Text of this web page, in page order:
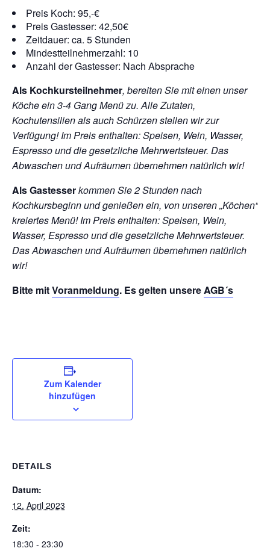
Preis Koch: 95,-€
Preis Gastesser: 42,50€
Zeitdauer: ca. 5 Stunden
Mindestteilnehmerzahl: 10
Anzahl der Gastesser: Nach Absprache
Als Kochkursteilnehmer, bereiten Sie mit einen unser
Köche ein 3-4 Gang Menü zu. Alle Zutaten,
Kochutensilien als auch Schürzen stellen wir zur
Verfügung! Im Preis enthalten: Speisen, Wein, Wasser,
Espresso und die gesetzliche Mehrwertsteuer. Das
Abwaschen und Aufräumen übernehmen natürlich wir!
Als Gastesserkommen Sie 2 Stunden nach
Kochkursbeginn und genießen ein, von unseren „Köchen“
kreiertes Menü! Im Preis enthalten: Speisen, Wein,
Wasser, Espresso und die gesetzliche Mehrwertsteuer.
Das Abwaschen und Aufräumen übernehmen natürlich
wir!
Bitte mitVoranmeldung. Es gelten unsereAGB´s
Zum Kalender
hinzufügen
DETAILS
Datum:
12. April 2023
Zeit:
18:30 - 23:30